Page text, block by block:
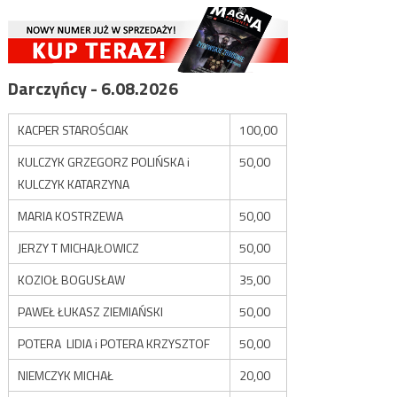
Darczyńcy - 6.08.2026
KACPER STAROŚCIAK
100,00
KULCZYK GRZEGORZ POLIŃSKA i
KULCZYK KATARZYNA
50,00
MARIA KOSTRZEWA
50,00
JERZY T MICHAJŁOWICZ
50,00
KOZIOŁ BOGUSŁAW
35,00
PAWEŁ ŁUKASZ ZIEMIAŃSKI
50,00
POTERA LIDIA i POTERA KRZYSZTOF
50,00
NIEMCZYK MICHAŁ
20,00